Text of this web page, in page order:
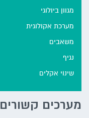
מגוון ביולוגי
מערכת אקולוגית
משאבים
נגיף
שינוי אקלים
מערכים קשורים